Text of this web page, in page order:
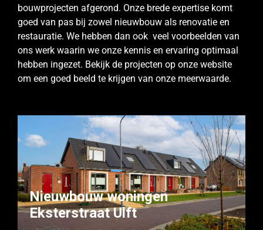
bouwprojecten afgerond. Onze brede expertise komt
goed van pas bij zowel nieuwbouw als renovatie en
restauratie. We hebben dan ook veel voorbeelden van
ons werk waarin we onze kennis en ervaring optimaal
hebben ingezet. Bekijk de projecten op onze website
om een goed beeld te krijgen van onze meerwaarde.
Nieuwbouw woningen
Eksterstraat Ulft